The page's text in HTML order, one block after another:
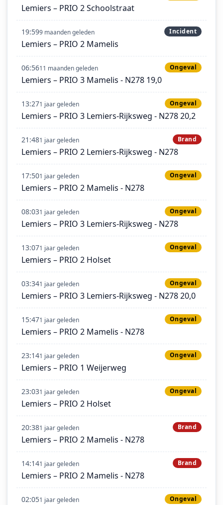
Lemiers – PRIO 2 Schoolstraat
19:599 maanden geleden Incident
Lemiers – PRIO 2 Mamelis
06:5611 maanden geleden Ongeval
Lemiers – PRIO 3 Mamelis - N278 19,0
13:271 jaar geleden Ongeval
Lemiers – PRIO 3 Lemiers-Rijksweg - N278 20,2
21:481 jaar geleden Brand
Lemiers – PRIO 2 Lemiers-Rijksweg - N278
17:501 jaar geleden Ongeval
Lemiers – PRIO 2 Mamelis - N278
08:031 jaar geleden Ongeval
Lemiers – PRIO 3 Lemiers-Rijksweg - N278
13:071 jaar geleden Ongeval
Lemiers – PRIO 2 Holset
03:341 jaar geleden Ongeval
Lemiers – PRIO 3 Lemiers-Rijksweg - N278 20,0
15:471 jaar geleden Ongeval
Lemiers – PRIO 2 Mamelis - N278
23:141 jaar geleden Ongeval
Lemiers – PRIO 1 Weijerweg
23:031 jaar geleden Ongeval
Lemiers – PRIO 2 Holset
20:381 jaar geleden Brand
Lemiers – PRIO 2 Mamelis - N278
14:141 jaar geleden Brand
Lemiers – PRIO 2 Mamelis - N278
02:051 jaar geleden Ongeval